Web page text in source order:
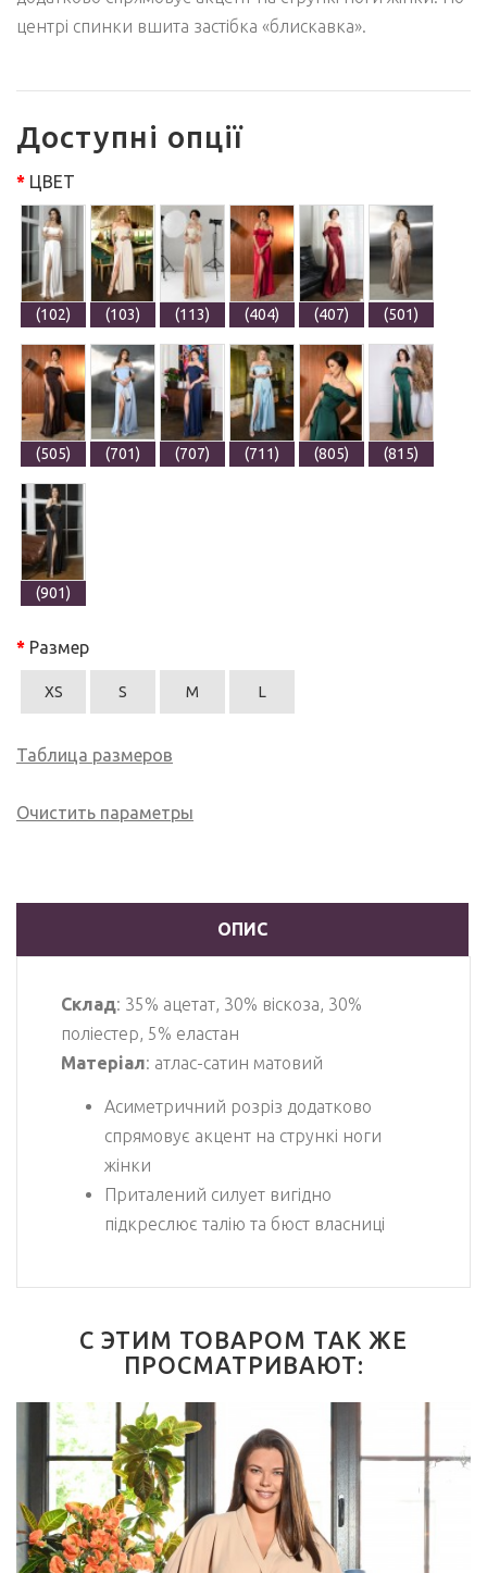
центрі спинки вшита застібка «блискавка».
Доступні опції
ЦВЕТ
(102) (103) (113) (404) (407) (501)
(505) (701) (707) (711) (805) (815)
(901)
Размер
XS S M L
Таблица размеров
Очистить параметры
ОПИС
Склад: 35% ацетат, 30% віскоза, 30%
поліестер, 5% еластан
Матеріал: атлас-сатин матовий
Асиметричний розріз додатково
спрямовує акцент на стрункі ноги
жінки
Приталений силует вигідно
підкреслює талію та бюст власниці
С ЭТИМ ТОВАРОМ ТАК ЖЕ
ПРОСМАТРИВАЮТ: